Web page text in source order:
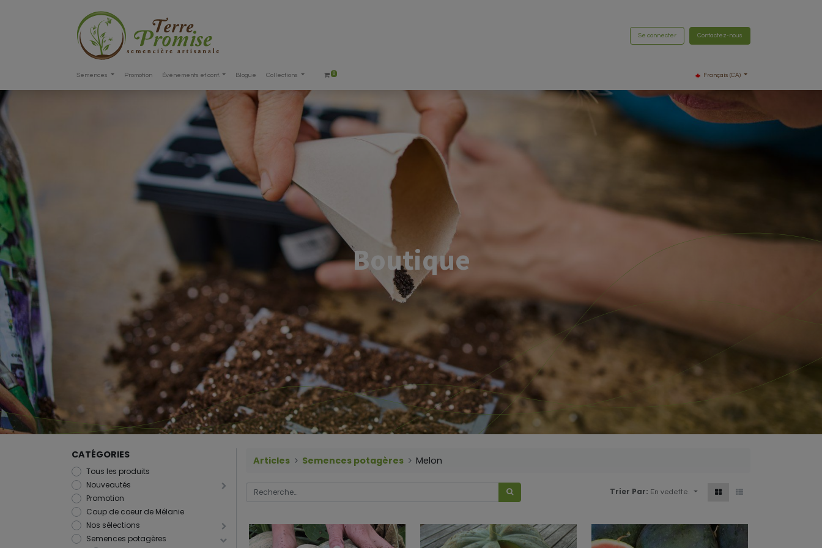
Se connecter Contactez-nous
Semences Promotion Événements et conf. Blogue Collections 0 Français (CA)
Boutique
CATÉGORIES
Tous les produits
Nouveautés
Promotion
Coup de coeur de Mélanie
Nos sélections
Semences potagères
Articles Semences potagères Melon
Trier Par: En vedette.